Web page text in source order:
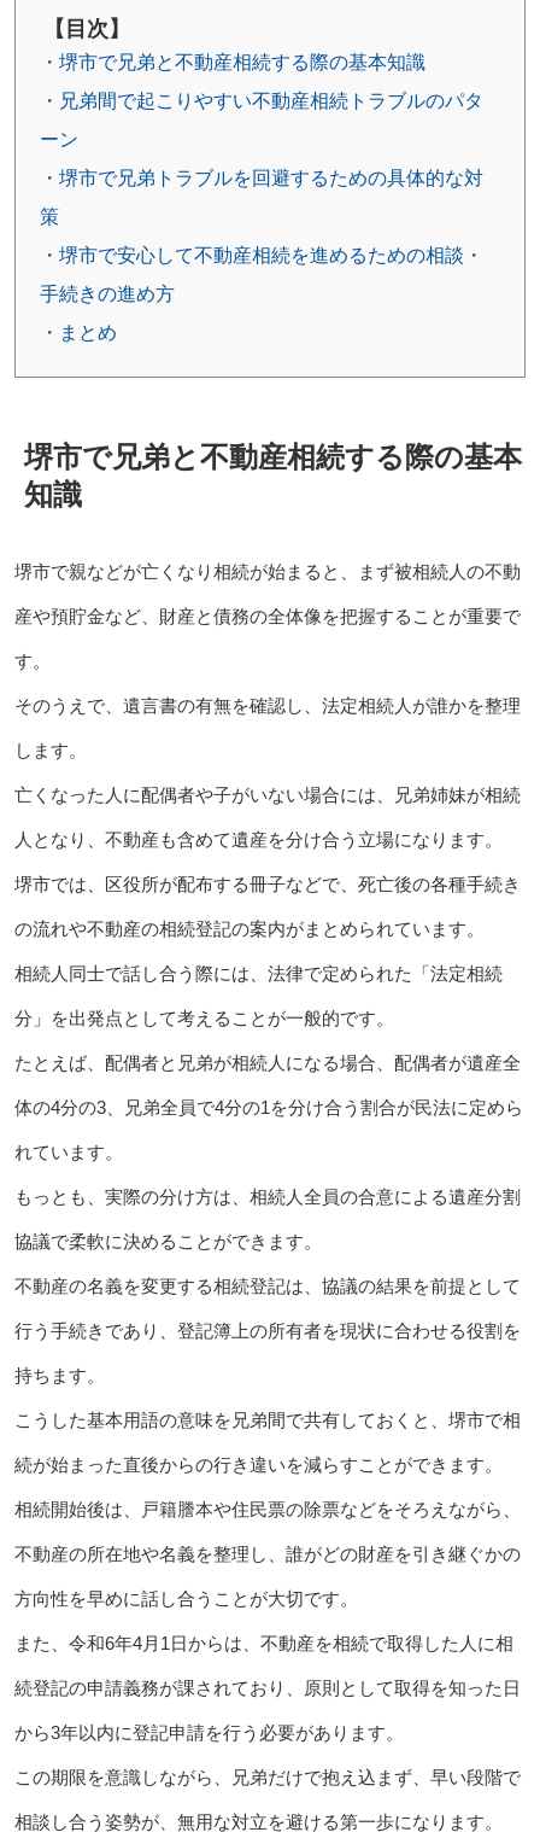
【目次】
・堺市で兄弟と不動産相続する際の基本知識
・兄弟間で起こりやすい不動産相続トラブルのパタ
ーン
・堺市で兄弟トラブルを回避するための具体的な対
策
・堺市で安心して不動産相続を進めるための相談・
手続きの進め方
・まとめ
堺市で兄弟と不動産相続する際の基本
知識
堺市で親などが亡くなり相続が始まると、まず被相続人の不動
産や預貯金など、財産と債務の全体像を把握することが重要で
す。
そのうえで、遺言書の有無を確認し、法定相続人が誰かを整理
します。
亡くなった人に配偶者や子がいない場合には、兄弟姉妹が相続
人となり、不動産も含めて遺産を分け合う立場になります。
堺市では、区役所が配布する冊子などで、死亡後の各種手続き
の流れや不動産の相続登記の案内がまとめられています。
相続人同士で話し合う際には、法律で定められた「法定相続
分」を出発点として考えることが一般的です。
たとえば、配偶者と兄弟が相続人になる場合、配偶者が遺産全
体の4分の3、兄弟全員で4分の1を分け合う割合が民法に定めら
れています。
もっとも、実際の分け方は、相続人全員の合意による遺産分割
協議で柔軟に決めることができます。
不動産の名義を変更する相続登記は、協議の結果を前提として
行う手続きであり、登記簿上の所有者を現状に合わせる役割を
持ちます。
こうした基本用語の意味を兄弟間で共有しておくと、堺市で相
続が始まった直後からの行き違いを減らすことができます。
相続開始後は、戸籍謄本や住民票の除票などをそろえながら、
不動産の所在地や名義を整理し、誰がどの財産を引き継ぐかの
方向性を早めに話し合うことが大切です。
また、令和6年4月1日からは、不動産を相続で取得した人に相
続登記の申請義務が課されており、原則として取得を知った日
から3年以内に登記申請を行う必要があります。
この期限を意識しながら、兄弟だけで抱え込まず、早い段階で
相談し合う姿勢が、無用な対立を避ける第一歩になります。